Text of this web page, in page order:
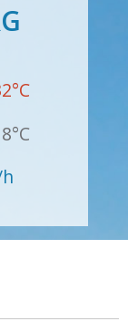
°C
°C